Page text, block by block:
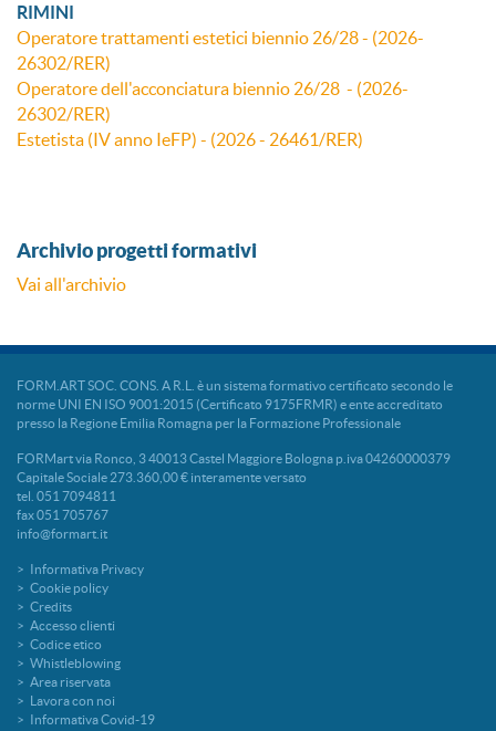
RIMINI
Operatore trattamenti estetici biennio 26/28 - (2026-
26302/RER)
Operatore dell'acconciatura biennio 26/28 - (2026-
26302/RER)
Estetista (IV anno IeFP) - (2026 - 26461/RER)
Archivio progetti formativi
Vai all'archivio
FORM.ART SOC. CONS. A R.L. è un sistema formativo certificato secondo le
norme UNI EN ISO 9001:2015 (Certificato 9175FRMR) e ente accreditato
presso la Regione Emilia Romagna per la Formazione Professionale
FORMart via Ronco, 3 40013 Castel Maggiore Bologna p.iva 04260000379
Capitale Sociale 273.360,00 € interamente versato
tel. 051 7094811
fax 051 705767
info@formart.it
Informativa Privacy
Cookie policy
Credits
Accesso clienti
Codice etico
Whistleblowing
Area riservata
Lavora con noi
Informativa Covid-19